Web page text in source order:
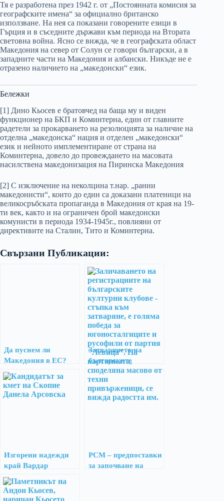
Тя е разработена през 1942 г. от „Постоянната комисия за
географските имена“ за официално британско
използване. На нея са показани говорените езици в
Гърция и в съседните държави към периода на Втората
световна война. Ясно се вижда, че в географската област
Македония на север от Солун се говори български, а в
западните части на Македония и албански. Никъде не е
отразено наличието на „македонски“ език.
Бележки
[1] Дино Кьосев е братовчед на баща му и виден
функционер на БКП и Коминтерна, един от главните
радетели за прокарването на резолюцията за наличие на
отделна „македонска“ нация и отделен „македонски“
език и нейното имплементиране от страна на
Коминтерна, довело до провеждането на масовата
насилствена македонизация на Пиринска Македония
[2] С изключение на неколцина т.нар. „ранни
македонисти“, които до един са доказани платеници на
великосръбската пропаганда в Македония от края на 19-
ти век, както и на ограничен брой македонски
комунисти в периода 1934-1945г., повлияни от
директивите на Сталин, Тито и Коминтерна.
Свързани Публикации:
Да пуснем ли
Македония в ЕС?
Затварянето на
българските
културни клубове в
РС Македония
Изгорени надежди
край Вардар
РСМ – предпоставки
за започване на